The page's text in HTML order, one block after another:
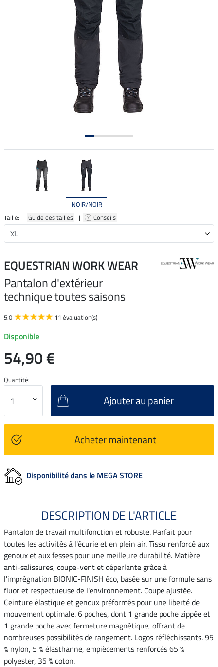
NOIR/NOIR
Taille: | Guide des tailles | Conseils
EQUESTRIAN WORK WEAR
Pantalon d'extérieur
technique toutes saisons
5.0 11 évaluation(s)
Disponible
54,90 €
Quantité:
Ajouter au panier
Acheter maintenant
Disponibilité dans le MEGA STORE
DESCRIPTION DE L'ARTICLE
Pantalon de travail multifonction et robuste. Parfait pour
toutes les activités à l'écurie et en plein air. Tissu renforcé aux
genoux et aux fesses pour une meilleure durabilité. Matière
anti-salissures, coupe-vent et déperlante grâce à
l'imprégnation BIONIC-FINISH éco, basée sur une formule sans
fluor et respectueuse de l'environnement. Coupe ajustée.
Ceinture élastique et genoux préformés pour une liberté de
mouvement optimale. 6 poches, dont 1 grande poche zippée et
1 grande poche avec fermeture magnétique, offrant de
nombreuses possibilités de rangement. Logos réfléchissants. 95
% nylon, 5 % élasthanne, empiècements renforcés 65 %
polyester, 35 % coton.